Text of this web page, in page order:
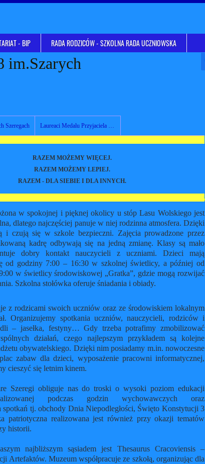
im.Szarych
- BIP RADA RODZICÓW - SZKOLNA RADA UCZNIOWSKA
Szeregach Laureaci Medalu Przyjaciela Szkoły
RAZEM MOŻEMY WIĘCEJ.
RAZEM MOŻEMY LEPIEJ.
RAZEM - DLA SIEBIE I DLA INNYCH.
w spokojnej i pięknej okolicy u stóp Lasu Wolskiego jest
dlatego najczęściej panuje w niej rodzinna atmosfera. Dzięki
i czują się w szkole bezpieczni. Zajęcia prowadzone przez
kadrę odbywają się na jedną zmianę. Klasy są mało
dobry kontakt nauczycieli z uczniami. Dzieci mają
od godziny 7:00 – 16:30 w szkolnej świetlicy, a później od
w świetlicy środowiskowej „Gratka”, gdzie mogą rozwijać
Szkolna stołówka oferuje śniadania i obiady.
z rodzicami swoich uczniów oraz ze środowiskiem lokalnym
Organizujemy spotkania uczniów, nauczycieli, rodziców i
– jasełka, festyny… Gdy trzeba potrafimy zmobilizować
działań, czego najlepszym przykładem są kolejne
obywatelskiego. Dzięki nim posiadamy m.in. nowoczesne
zabaw dla dzieci, wyposażenie pracowni informatycznej,
cieszyć się letnim kinem.
Szeregi obliguje nas do troski o wysoki poziom edukacji
podczas godzin wychowawczych oraz
tj. obchody Dnia Niepodległości, Święto Konstytucji 3
patriotyczna realizowana jest również przy okazji tematów
czy historii.
najbliższym sąsiadem jest Thesaurus Cracoviensis –
Artefaktów. Muzeum współpracuje ze szkołą, organizując dla